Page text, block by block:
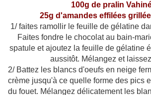
100g de pralin
25g d'amandes effilées
1/ faites ramollir le feuille de gélatine
Faites fondre le chocolat au bain-
spatule et ajoutez la feuille de gélatine
aussitôt. Mélangez et
2/ Battez les blancs d'oeufs en neige
crème jusqu'à ce quelle forme des pics
du fouet. Mélangez délicatement les